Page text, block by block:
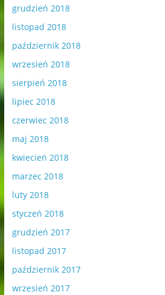
grudzień 2018
listopad 2018
październik 2018
wrzesień 2018
sierpień 2018
lipiec 2018
czerwiec 2018
maj 2018
kwiecień 2018
marzec 2018
luty 2018
styczeń 2018
grudzień 2017
listopad 2017
październik 2017
wrzesień 2017